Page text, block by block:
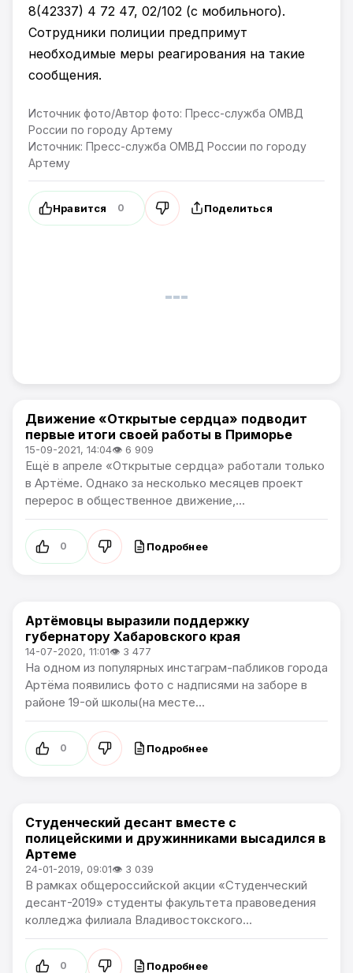
8(42337) 4 72 47, 02/102 (с мобильного).
Сотрудники полиции предпримут
необходимые меры реагирования на такие
сообщения.
Источник фото/Автор фото: Пресс-служба ОМВД
России по городу Артему
Источник: Пресс-служба ОМВД России по городу
Артему
Нравится 0 Поделиться
Политика / Общество
Движение «Открытые сердца» подводит
первые итоги своей работы в Приморье
15-09-2021, 14:04👁 6 909
Ещё в апреле «Открытые сердца» работали только
в Артёме. Однако за несколько месяцев проект
перерос в общественное движение,...
0 Подробнее
Общество
Артёмовцы выразили поддержку
губернатору Хабаровского края
14-07-2020, 11:01👁 3 477
На одном из популярных инстаграм-пабликов города
Артёма появились фото с надписями на заборе в
районе 19-ой школы(на месте...
0 Подробнее
Общество
Студенческий десант вместе с
полицейскими и дружинниками высадился в
Артеме
24-01-2019, 09:01👁 3 039
В рамках общероссийской акции «Студенческий
десант-2019» студенты факультета правоведения
колледжа филиала Владивостокского...
0 Подробнее